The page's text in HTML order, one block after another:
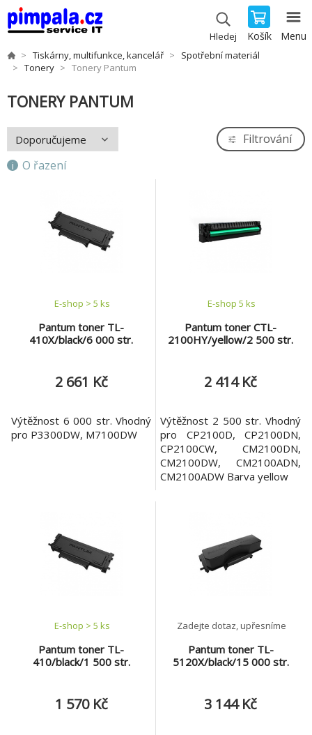
Hledej Košík Menu
Tiskárny, multifunkce, kancelář
Spotřební materiál
Tonery
Tonery Pantum
TONERY PANTUM
O řazení
Filtrování
Pantum toner TL-
410X/black/6 000 str.
E-shop > 5 ks
2 661 Kč
Výtěžnost 6 000 str. Vhodný
pro P3300DW, M7100DW
Pantum toner CTL-
2100HY/yellow/2 500 str.
E-shop 5 ks
2 414 Kč
Výtěžnost 2 500 str. Vhodný
pro CP2100D, CP2100DN,
CP2100CW, CM2100DN,
CM2100DW, CM2100ADN,
CM2100ADW Barva yellow
Pantum toner TL-
410/black/1 500 str.
E-shop > 5 ks
1 570 Kč
Pantum toner TL-
5120X/black/15 000 str.
Zadejte dotaz, upřesníme
3 144 Kč